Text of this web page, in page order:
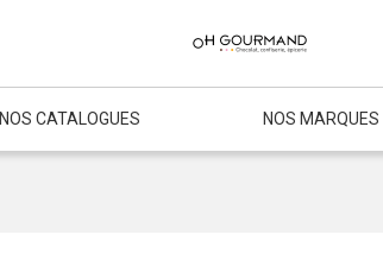
NOS CATALOGUES NOS MARQUES